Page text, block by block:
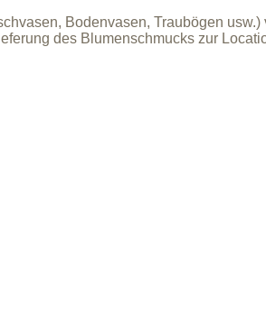
Bodenvasen, Traubögen usw.)
des Blumenschmucks zur